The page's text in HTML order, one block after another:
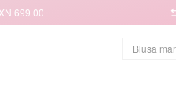
699.00